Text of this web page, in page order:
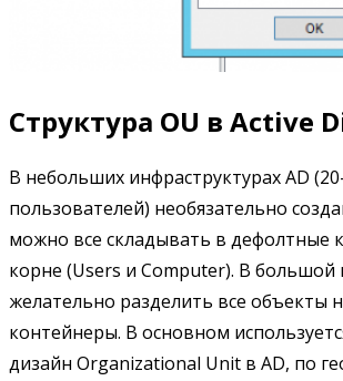
Структура OU в Active
В небольших инфраструктурах AD
пользователей) необязательно
можно все складывать в дефолтные
корне (Users и Computer). В большой
желательно разделить все объекты
контейнеры. В основном
дизайн Organizational Unit в AD, по